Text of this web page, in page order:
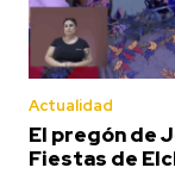
Actualidad
El pregón de
Fiestas de